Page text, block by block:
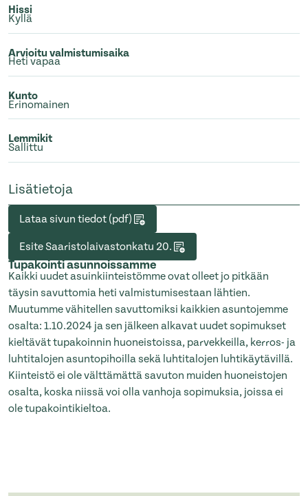
Hissi
Kyllä
Arvioitu valmistumisaika
Heti vapaa
Kunto
Erinomainen
Lemmikit
Sallittu
Lisätietoja
Lataa sivun tiedot (pdf)
Esite Saaristolaivastonkatu 20.
Tupakointi asunnoissamme
Kaikki uudet asuinkiinteistömme ovat olleet jo pitkään
täysin savuttomia heti valmistumisestaan lähtien.
Muutumme vähitellen savuttomiksi kaikkien asuntojemme
osalta: 1.10.2024 ja sen jälkeen alkavat uudet sopimukset
kieltävät tupakoinnin huoneistoissa, parvekkeilla, kerros- ja
luhtitalojen asuntopihoilla sekä luhtitalojen luhtikäytävillä.
Kiinteistö ei ole välttämättä savuton muiden huoneistojen
osalta, koska niissä voi olla vanhoja sopimuksia, joissa ei
ole tupakointikieltoa.